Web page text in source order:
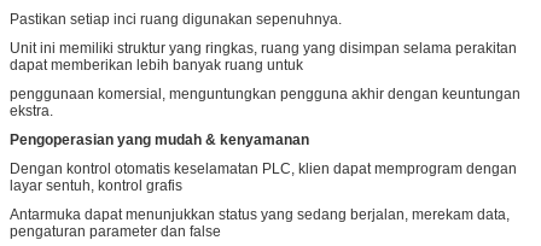
Tinggalkan pesan
Kami akan segera menghubungi
Pastikan setiap inci ruang digunakan sepenuhnya.
Unit ini memiliki struktur yang ringkas, ruang yang disimpan selama perakitan
dapat memberikan lebih banyak ruang untuk
penggunaan komersial, menguntungkan pengguna akhir dengan keuntungan
ekstra.
Pengoperasian yang mudah & kenyamanan
Dengan kontrol otomatis keselamatan PLC, klien dapat memprogram dengan
layar sentuh, kontrol grafis
Antarmuka dapat menunjukkan status yang sedang berjalan, merekam data,
pengaturan parameter dan false